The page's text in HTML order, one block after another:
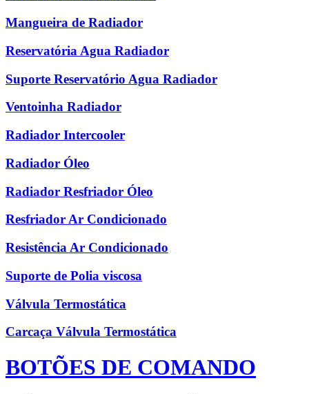
Mangueira de Radiador
Reservatória Agua Radiador
Suporte Reservatório Agua Radiador
Ventoinha Radiador
Radiador Intercooler
Radiador Óleo
Radiador Resfriador Óleo
Resfriador Ar Condicionado
Resistência Ar Condicionado
Suporte de Polia viscosa
Válvula Termostática
Carcaça Válvula Termostática
BOTÕES DE COMANDO